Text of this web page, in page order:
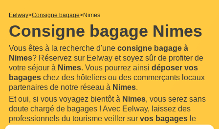
Eelway Consigne bagage Nimes
Consigne bagage Nimes
Vous êtes à la recherche d'une consigne bagage à
Nimes? Réservez sur Eelway et soyez sûr de profiter de
votre séjour à Nimes. Vous pourrez ainsi déposer vos
bagages chez des hôteliers ou des commerçants locaux
partenaires de notre réseau à Nimes.
Et oui, si vous voyagez bientôt à Nimes, vous serez sans
doute chargé de bagages ! Avec Eelway, laissez des
professionnels du tourisme veiller sur vos bagages le